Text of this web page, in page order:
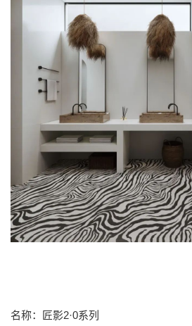
名称：匠影2·0系列